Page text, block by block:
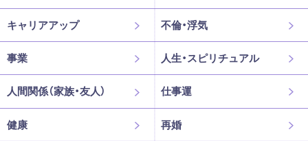
キャリアアップ 不倫・浮気
事業 人生・スピリチュアル
人間関係（家族・友人） 仕事運
健康 再婚